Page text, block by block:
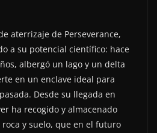
aterrizaje de Perseverance,
a su potencial científico: hace
albergó un lago y un delta
en un enclave ideal para
Desde su llegada en
ha recogido y almacenado
y suelo, que en el futuro